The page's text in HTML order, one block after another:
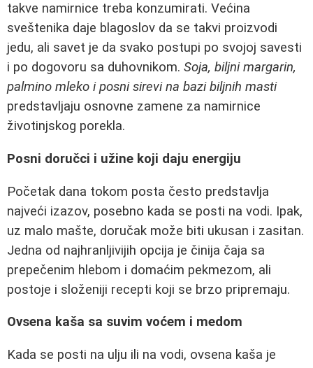
takve namirnice treba konzumirati. Većina
sveštenika daje blagoslov da se takvi proizvodi
jedu, ali savet je da svako postupi po svojoj savesti
i po dogovoru sa duhovnikom. Soja, biljni margarin,
palmino mleko i posni sirevi na bazi biljnih masti
predstavljaju osnovne zamene za namirnice
životinjskog porekla.
Posni doručci i užine koji daju energiju
Početak dana tokom posta često predstavlja
najveći izazov, posebno kada se posti na vodi. Ipak,
uz malo mašte, doručak može biti ukusan i zasitan.
Jedna od najhranljivijih opcija je činija čaja sa
prepečenim hlebom i domaćim pekmezom, ali
postoje i složeniji recepti koji se brzo pripremaju.
Ovsena kaša sa suvim voćem i medom
Kada se posti na ulju ili na vodi, ovsena kaša je